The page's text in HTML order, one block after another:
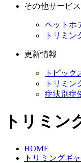
その他サービス
ペットホ
トリミン
更新情報
トピック
トリミン
症状別症
トリミン
HOME
トリミングギ